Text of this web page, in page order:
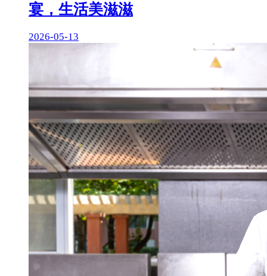
宴，生活美滋滋
2026-05-13